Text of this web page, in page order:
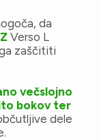
da
Verso L
zaščititi
večslojno
bokov ter
dele